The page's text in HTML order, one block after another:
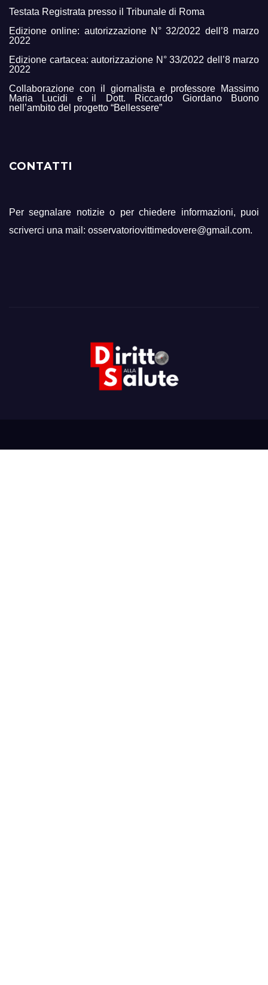
Testata Registrata presso il Tribunale di Roma
Edizione online: autorizzazione N° 32/2022 dell’8 marzo
2022
Edizione cartacea: autorizzazione N° 33/2022 dell’8 marzo
2022
Collaborazione con il giornalista e professore Massimo
Maria Lucidi e il Dott. Riccardo Giordano Buono
nell’ambito del progetto “Bellessere”
CONTATTI
Per segnalare notizie o per chiedere informazioni, puoi
scriverci una mail: osservatoriovittimedovere@gmail.com.